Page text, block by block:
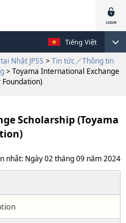
Tiếng Việt
Nhật JPSS > Tin tức／Thông tin
> Toyama International Exchange
Scholarship (Toyama
nhất: Ngày 02 tháng 09 năm 2024